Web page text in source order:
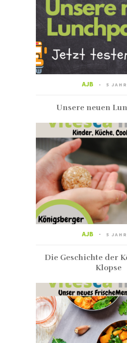
AJB 5
Unsere neuen
AJB 5
Die Geschichte der
Klopse